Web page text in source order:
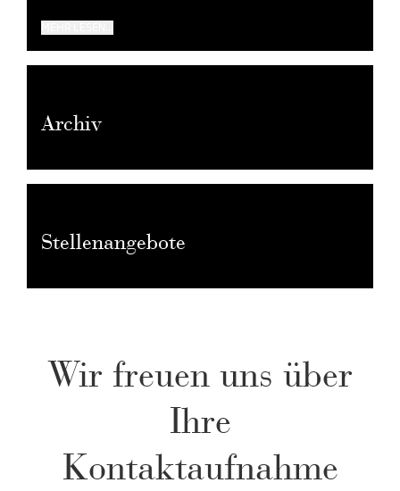
Archiv
Stellenangebote
Wir freuen uns über
Ihre
Kontaktaufnahme